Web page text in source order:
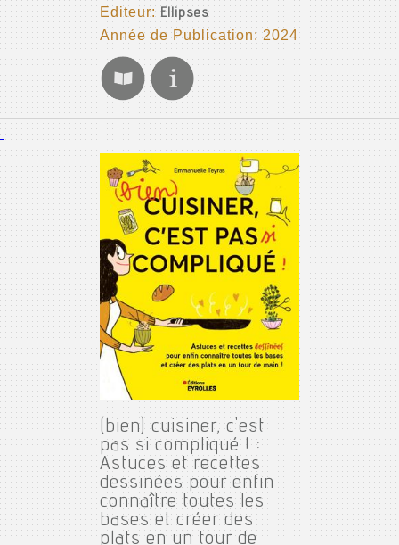
Editeur: Ellipses
Année de Publication: 2024
(bien) cuisiner, c'est
pas si compliqué ! :
Astuces et recettes
dessinées pour enfin
connaître toutes les
bases et créer des
plats en un tour de